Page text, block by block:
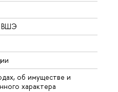
ВШЭ
об имуществе и
характера